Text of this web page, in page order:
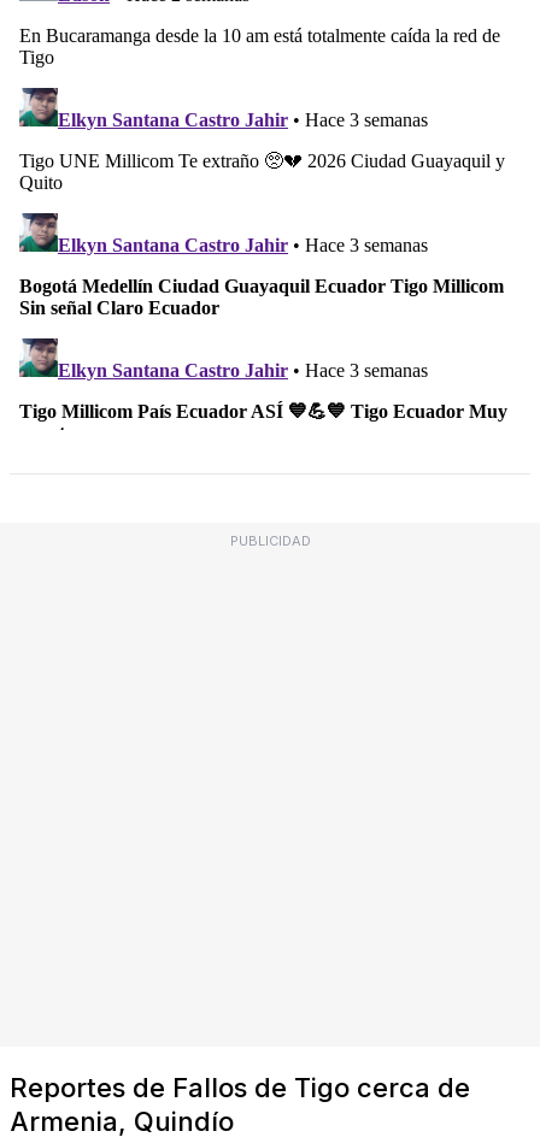
PUBLICIDAD
Reportes de Fallos de Tigo cerca de
Armenia, Quindío